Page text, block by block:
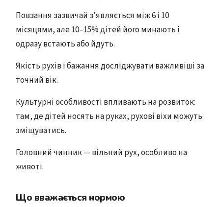
Повзання зазвичай з’являється між 6 і 10
місяцями, але 10–15% дітей його минають і
одразу встають або йдуть.
Якість рухів і бажання досліджувати важливіші за
точний вік.
Культурні особливості впливають на розвиток:
там, де дітей носять на руках, рухові віхи можуть
зміщуватись.
Головний чинник — вільний рух, особливо на
животі.
Що вважається нормою